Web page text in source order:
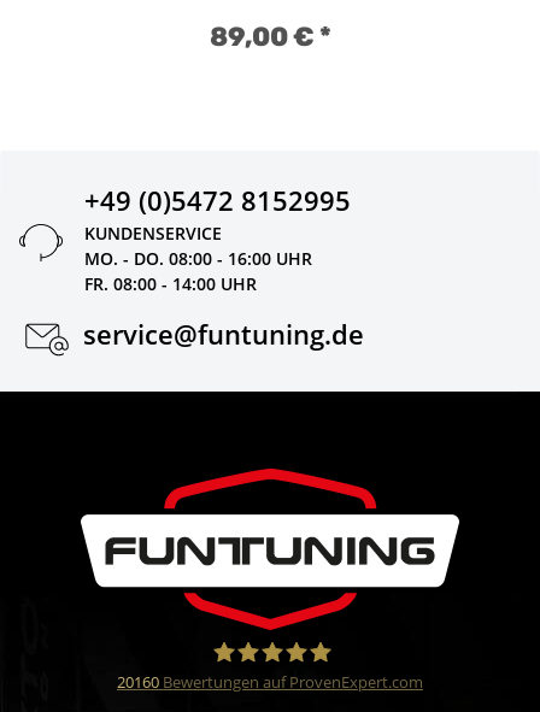
89,00 €*
+49 (0)5472 8152995
KUNDENSERVICE
MO. - DO. 08:00 - 16:00 UHR
FR. 08:00 - 14:00 UHR
service@funtuning.de
20160 Bewertungen auf ProvenExpert.com